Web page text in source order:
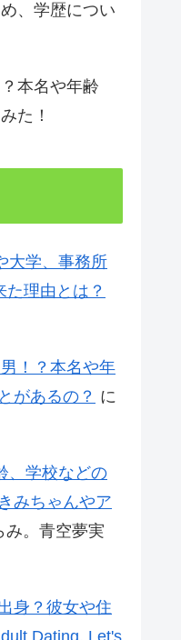
、学歴につい
本名や年齢
た！
大学、事務所
た理由とは？
！？本名や年
があるの？ に
、学校などの
みちゃんやア
み。青空夢実
身？彼女や住